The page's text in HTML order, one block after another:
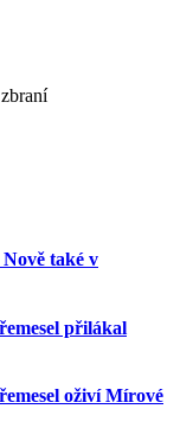
také v
přilákal
oživí Mírové